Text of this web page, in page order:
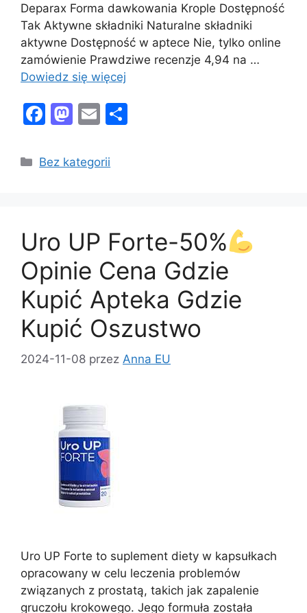
Deparax Forma dawkowania Krople Dostępność
Tak Aktywne składniki Naturalne składniki
aktywne Dostępność w aptece Nie, tylko online
zamówienie Prawdziwe recenzje 4,94 na …
Dowiedz się więcej
F
c
o
k
M
st
n
E
ai
Kategorie
Bez kategorii
Uro UP Forte-50%
Opinie Cena Gdzie
Kupić Apteka Gdzie
Kupić Oszustwo
2024-11-08 przez Anna EU
Uro UP Forte to suplement diety w kapsułkach
opracowany w celu leczenia problemów
związanych z prostatą, takich jak zapalenie
gruczołu krokowego. Jego formuła została